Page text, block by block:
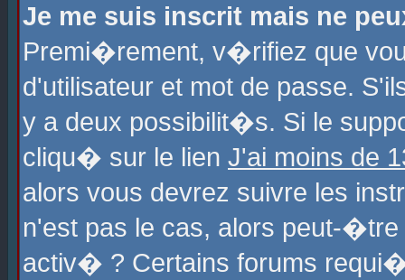
Je me suis inscrit mais ne
Premi�rement, v�rifiez que
d'utilisateur et mot de passe.
y a deux possibilit�s. Si le
cliqu� sur le lien J'ai moins de
alors vous devrez suivre les
n'est pas le cas, alors peut-
activ� ? Certains forums